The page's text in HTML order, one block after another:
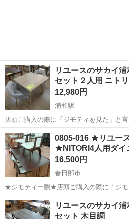
リユースのサカイ
セット２人用 ニトリ
12,980円
浦和駅
店頭ご購入の際に「ジモティを見た」と
限定価格(店頭価格より7%OFF)でのご購
ま買取強化中！◇ 地域No.1の買取...
埼玉 さいたま市 浦和駅 ダイ
0805-016 ★リユー
★NITORI4人用ダイ
16,500円
春日部市
★ジモティー割★店頭ご購入の際に「ジモ
ただくとジモティー限定価格（掲載価格
です。 必ずご精算前にスタッフまでお伝えくださ
-...
埼玉 春日部市 ダイニングセット
リユースのサカイ
セット 木目調